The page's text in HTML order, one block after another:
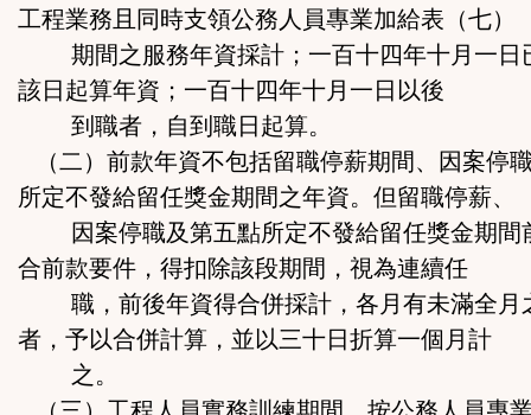
工程業務且同時支領公務人員專業加給表（七）
期間之服務年資採計；一百十四年十月一日
該日起算年資；一百十四年十月一日以後
到職者，自到職日起算。
（二）前款年資不包括留職停薪期間、因案停
所定不發給留任獎金期間之年資。但留職停薪、
因案停職及第五點所定不發給留任獎金期間
合前款要件，得扣除該段期間，視為連續任
職，前後年資得合併採計，各月有未滿全月
者，予以合併計算，並以三十日折算一個月計
之。